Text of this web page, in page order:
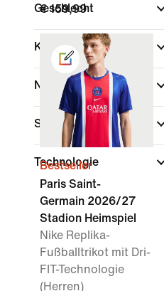
Geschlecht
Kinder
Nach Preis anzeigen
Sale und Angebote
Technologie
€ 159,99
Bestseller
Paris Saint-
Germain 2026/27
Stadion Heimspiel
Nike Replika-
Fußballtrikot mit Dri-
FIT-Technologie
(Herren)